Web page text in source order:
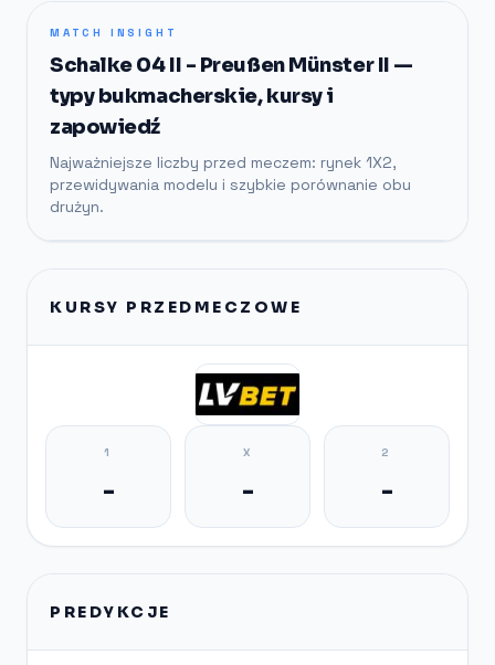
MATCH INSIGHT
Schalke 04 II - Preußen Münster II —
typy bukmacherskie, kursy i
zapowiedź
Najważniejsze liczby przed meczem: rynek 1X2,
przewidywania modelu i szybkie porównanie obu
drużyn.
KURSY PRZEDMECZOWE
1
-
X
-
2
-
PREDYKCJE